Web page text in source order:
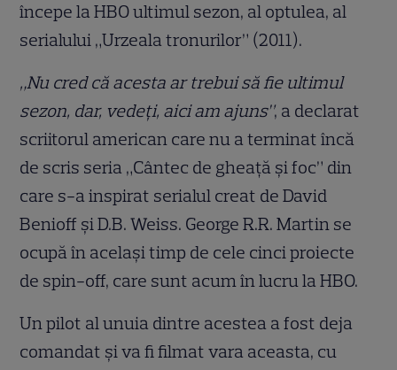
începe la HBO ultimul sezon, al optulea, al
serialului „Urzeala tronurilor” (2011).
„Nu cred că acesta ar trebui să fie ultimul
sezon, dar, vedeți, aici am ajuns”, a declarat
scriitorul american care nu a terminat încă
de scris seria „Cântec de gheață și foc” din
care s-a inspirat serialul creat de David
Benioff și D.B. Weiss. George R.R. Martin se
ocupă în același timp de cele cinci proiecte
de spin-off, care sunt acum în lucru la HBO.
Un pilot al unuia dintre acestea a fost deja
comandat și va fi filmat vara aceasta, cu